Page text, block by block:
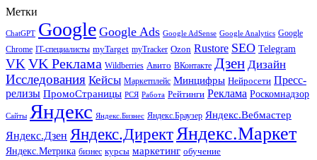
Метки
ChatGPT Google Google Ads Google AdSense Google Analytics Google
Chrome IT-специалисты myTarget myTracker Ozon Rustore SEO Telegram
VK VK Реклама Wildberries Авито ВКонтакте Дзен Дизайн
Исследования Кейсы Маркетплейс Минцифры Нейросети Пресс-
релизы ПромоСтраницы РСЯ Работа Рейтинги Реклама Роскомнадзор
Сайты Яндекс Яндекс.Бизнес Яндекс.Браузер Яндекс.Вебмастер
Яндекс.Дзен Яндекс.ДиректЯндекс.Маркет
Яндекс.Метрика бизнес курсы маркетинг обучение